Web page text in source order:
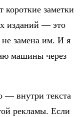
короткие заметки
изданий — это
не замена им. И я
машины через
— внутри текста
рекламы. Если